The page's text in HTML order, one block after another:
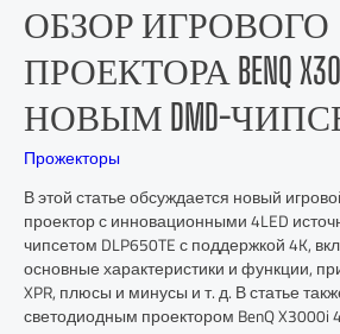
ОБЗОР ИГРОВОГО
ПРОЕКТОРА BENQ
НОВЫМ DMD-
Прожекторы
В этой статье обсуждается новый
проектор с инновационными 4LED
чипсетом DLP650TE с поддержкой 4K,
основные характеристики и функции,
XPR, плюсы и минусы и т. д. В статье
светодиодным проектором BenQ X3000i